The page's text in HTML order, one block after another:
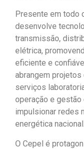
Presente em todo
desenvolve
transmissão,
elétrica,
eficiente e
abrangem projetos
serviços
operação e
impulsionar redes
energética nacional.
O Cepel é